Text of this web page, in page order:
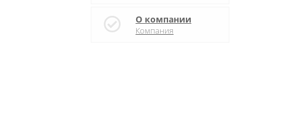
О компании
Компания